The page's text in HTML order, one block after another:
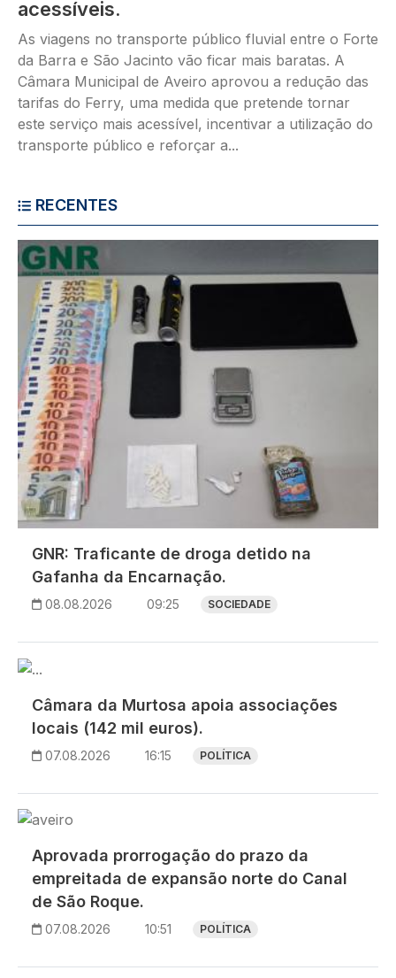
acessíveis.
As viagens no transporte público fluvial entre o Forte
da Barra e São Jacinto vão ficar mais baratas. A
Câmara Municipal de Aveiro aprovou a redução das
tarifas do Ferry, uma medida que pretende tornar
este serviço mais acessível, incentivar a utilização do
transporte público e reforçar a...
RECENTES
Imagem
GNR: Traficante de droga detido na
Gafanha da Encarnação.
08.08.2026 09:25 SOCIEDADE
Imagem
Câmara da Murtosa apoia associações
locais (142 mil euros).
07.08.2026 16:15 POLÍTICA
Imagem
Aprovada prorrogação do prazo da
empreitada de expansão norte do Canal
de São Roque.
07.08.2026 10:51 POLÍTICA